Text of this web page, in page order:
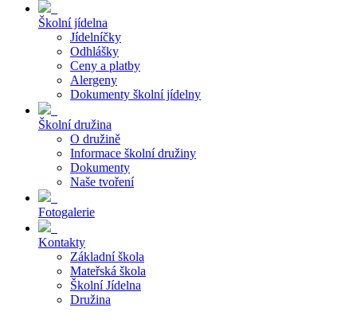
Školní jídelna
Jídelníčky
Odhlášky
Ceny a platby
Alergeny
Dokumenty školní jídelny
Školní družina
O družině
Informace školní družiny
Dokumenty
Naše tvoření
Fotogalerie
Kontakty
Základní škola
Mateřská škola
Školní Jídelna
Družina